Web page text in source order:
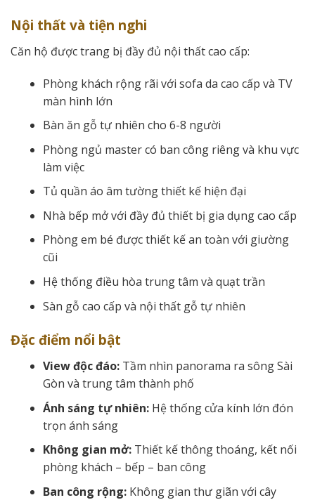
Nội thất và tiện nghi
Căn hộ được trang bị đầy đủ nội thất cao cấp:
Phòng khách rộng rãi với sofa da cao cấp và TV
màn hình lớn
Bàn ăn gỗ tự nhiên cho 6-8 người
Phòng ngủ master có ban công riêng và khu vực
làm việc
Tủ quần áo âm tường thiết kế hiện đại
Nhà bếp mở với đầy đủ thiết bị gia dụng cao cấp
Phòng em bé được thiết kế an toàn với giường
cũi
Hệ thống điều hòa trung tâm và quạt trần
Sàn gỗ cao cấp và nội thất gỗ tự nhiên
Đặc điểm nổi bật
View độc đáo:Tầm nhìn panorama ra sông Sài
Gòn và trung tâm thành phố
Ánh sáng tự nhiên:Hệ thống cửa kính lớn đón
trọn ánh sáng
Không gian mở:Thiết kế thông thoáng, kết nối
phòng khách – bếp – ban công
Ban công rộng:Không gian thư giãn với cây